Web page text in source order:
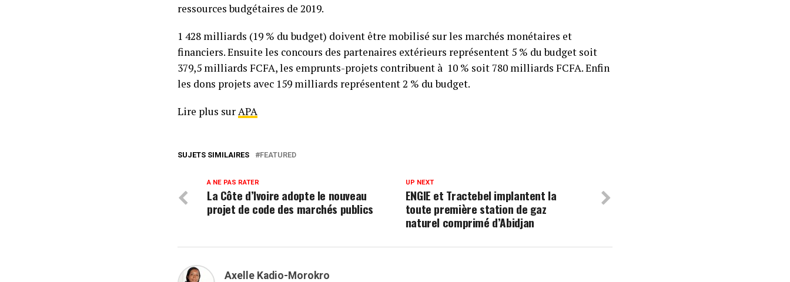
ressources budgétaires de 2019.
1 428 milliards (19 % du budget) doivent être mobilisé sur les marchés monétaires et
financiers. Ensuite les concours des partenaires extérieurs représentent 5 % du budget soit
379,5 milliards FCFA, les emprunts-projets contribuent à 10 % soit 780 milliards FCFA. Enfin
les dons projets avec 159 milliards représentent 2 % du budget.
Lire plus surAPA
SUJETS SIMILAIRES FEATURED
UP NEXT
ENGIE et Tractebel implantent la
toute première station de gaz
naturel comprimé d’Abidjan
A NE PAS RATER
La Côte d’Ivoire adopte le nouveau
projet de code des marchés publics
Axelle Kadio-Morokro